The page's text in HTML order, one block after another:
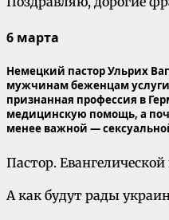
6 марта
Немецкий пастор Ульрих
мужчинам беженцам
признанная профессия в
медицинскую помощь, а
менее важной —
Пастор.
А как будут рады